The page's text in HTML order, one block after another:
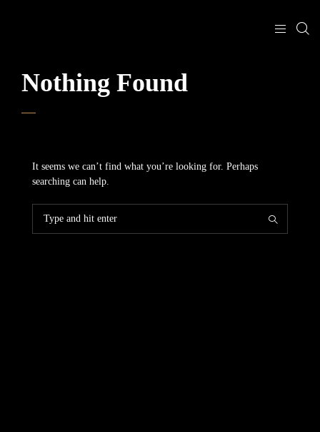
Nothing Found
It seems we can’t find what you’re looking for. Perhaps
searching can help.